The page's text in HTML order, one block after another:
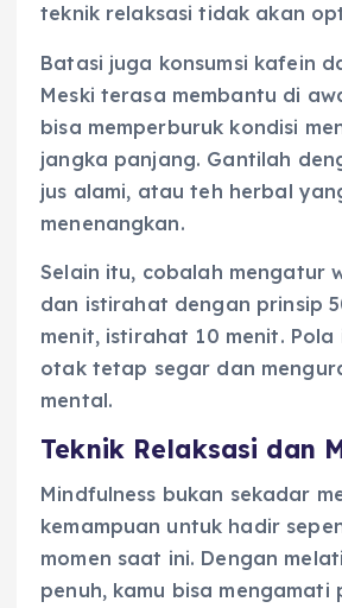
teknik relaksasi tidak akan
Batasi juga konsumsi kafein
Meski terasa membantu di
bisa memperburuk kondisi
jangka panjang. Gantilah
jus alami, atau teh herbal
menenangkan.
Selain itu, cobalah mengatur
dan istirahat dengan prinsip
menit, istirahat 10 menit. Pola
otak tetap segar dan
mental.
Teknik Relaksasi dan
Mindfulness bukan sekadar
kemampuan untuk hadir
momen saat ini. Dengan
penuh, kamu bisa mengamati